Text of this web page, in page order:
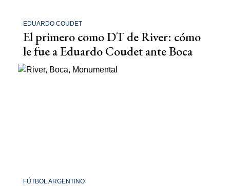
EDUARDO COUDET
El primero como DT de River: cómo
le fue a Eduardo Coudet ante Boca
FÚTBOL ARGENTINO